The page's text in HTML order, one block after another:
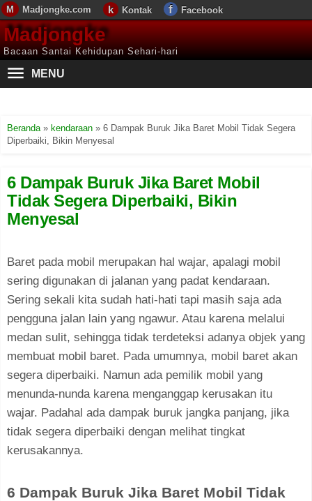
Madjongke.com Kontak Facebook
Madjongke
Bacaan Santai Kehidupan Sehari-hari
MENU
Beranda» kendaraan » 6 Dampak Buruk Jika Baret Mobil Tidak Segera
Diperbaiki, Bikin Menyesal
6 Dampak Buruk Jika Baret Mobil
Tidak Segera Diperbaiki, Bikin
Menyesal
Baret pada mobil merupakan hal wajar, apalagi mobil
sering digunakan di jalanan yang padat kendaraan.
Sering sekali kita sudah hati-hati tapi masih saja ada
pengguna jalan lain yang ngawur. Atau karena melalui
medan sulit, sehingga tidak terdeteksi adanya objek yang
membuat mobil baret. Pada umumnya, mobil baret akan
segera diperbaiki. Namun ada pemilik mobil yang
menunda-nunda karena menganggap kerusakan itu
wajar. Padahal ada dampak buruk jangka panjang, jika
tidak segera diperbaiki dengan melihat tingkat
kerusakannya.
6 Dampak Buruk Jika Baret Mobil Tidak